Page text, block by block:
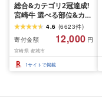
総合&カテゴリ2冠達成!
宮崎牛 選べる部位&カッ
ト (赤身&霜降り)or(赤身
のみ) 500g 1kg 2kg[発
送時期が選べる] 牛肉 焼
肉 すき焼き しゃぶしゃ
ぶ ステーキ ギフト お中
4.6 (6623件)
寄付金額
12,000 円
宮崎県 都城市
1サイトで掲載